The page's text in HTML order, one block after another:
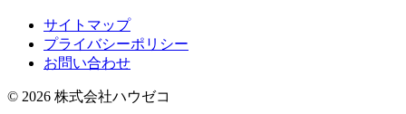
サイトマップ
プライバシーポリシー
お問い合わせ
© 2026 株式会社ハウゼコ